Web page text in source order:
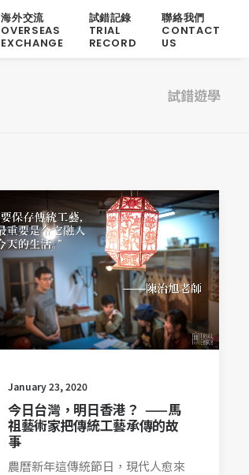
海外交流
OVERSEAS
EXCHANGE
試錯記錄
TRIAL
RECORD
聯絡我們
CONTACT
US
試錯遊學
January 23, 2020
今日台灣，明日香港？ ——馬
祖藝術家把傳統工藝承傳的故
事
農曆新年這傳統節日，現代人愈來